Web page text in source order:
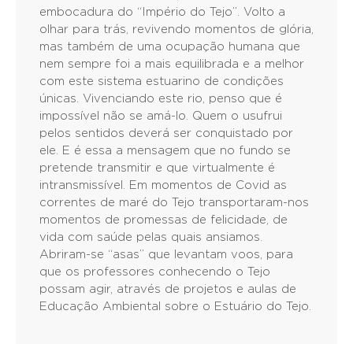
embocadura do “Império do Tejo”. Volto a
olhar para trás, revivendo momentos de glória,
mas também de uma ocupação humana que
nem sempre foi a mais equilibrada e a melhor
com este sistema estuarino de condições
únicas. Vivenciando este rio, penso que é
impossível não se amá-lo. Quem o usufrui
pelos sentidos deverá ser conquistado por
ele. E é essa a mensagem que no fundo se
pretende transmitir e que virtualmente é
intransmissível. Em momentos de Covid as
correntes de maré do Tejo transportaram-nos
momentos de promessas de felicidade, de
vida com saúde pelas quais ansiamos.
Abriram-se “asas” que levantam voos, para
que os professores conhecendo o Tejo
possam agir, através de projetos e aulas de
Educação Ambiental sobre o Estuário do Tejo.